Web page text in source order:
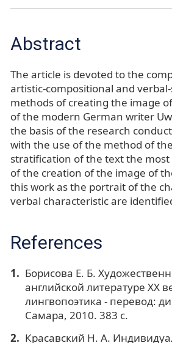
Abstract
The article is devoted to the
artistic-compositional and
methods of creating the image
of the modern German writer
the basis of the research
with the use of the method of
stratification of the text the most
of the creation of the image of
this work as the portrait of the
verbal characteristic are
References
Борисова Е. Б.
английской литературе XX
лингвопоэтика - перевод:
Самара, 2010. 383 c.
Красавский Н. А.